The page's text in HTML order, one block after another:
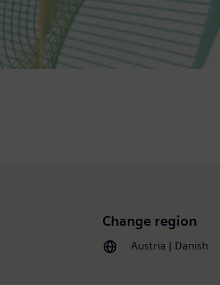
Change region
Austria | Danish